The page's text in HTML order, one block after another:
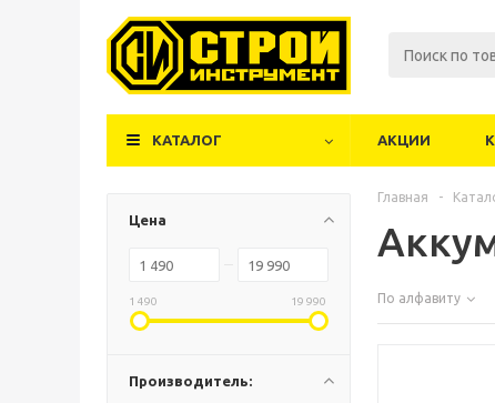
КАТАЛОГ АКЦИИ
Цена
1 490 19 990
Производитель:
Главная -
По алфавиту